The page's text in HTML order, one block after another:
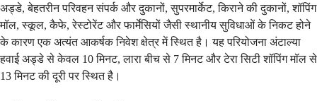
अड्डे, बेहतरीन परिवहन संपर्क और दुकानों, सुपरमार्केट, किराने की दुकानों, शॉपिंग
मॉल, स्कूल, कैफे, रेस्टोरेंट और फार्मेसियों जैसी स्थानीय सुविधाओं के निकट होने
के कारण एक अत्यंत आकर्षक निवेश क्षेत्र में स्थित है। यह परियोजना अंटाल्या
हवाई अड्डे से केवल 10 मिनट, लारा बीच से 7 मिनट और टेरा सिटी शॉपिंग मॉल से
13 मिनट की दूरी पर स्थित है।